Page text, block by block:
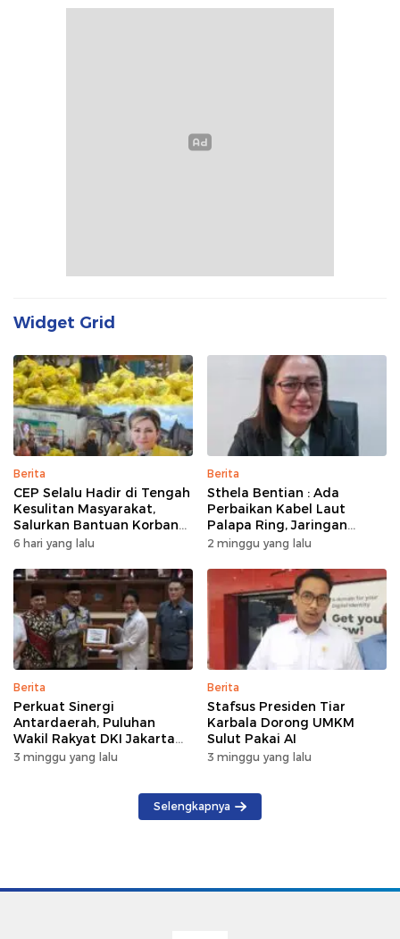
Widget Grid
Berita
CEP Selalu Hadir di Tengah
Kesulitan Masyarakat,
Salurkan Bantuan Korban
Kebakaran di Wanea
6 hari yang lalu
Berita
Sthela Bentian : Ada
Perbaikan Kabel Laut
Palapa Ring, Jaringan
Internet di Talaud,
Terganggu Sementara
2 minggu yang lalu
Berita
Perkuat Sinergi
Antardaerah, Puluhan
Wakil Rakyat DKI Jakarta
Gelar Kunker di DPRD Sulut
3 minggu yang lalu
Berita
Stafsus Presiden Tiar
Karbala Dorong UMKM
Sulut Pakai AI
3 minggu yang lalu
Selengkapnya